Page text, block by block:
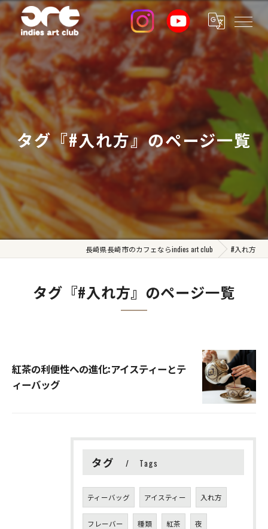
タグ『#入れ方』のページ一覧
長崎県長崎市のカフェならindies art club #入れ方
タグ『#入れ方』のページ一覧
紅茶の利便性への進化:アイスティーとテ
ィーバッグ
タグ Tags
ティーバッグ アイスティー 入れ方
フレーバー 種類 紅茶 夜